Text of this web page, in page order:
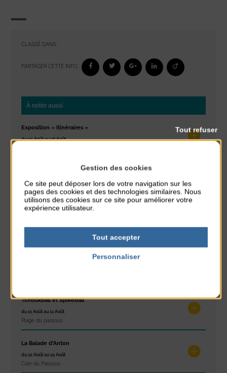
CLASSÉ DANS :
PARTAGER CETTE INFO :
À noter aussi
Exposition « Itinéraires »
du 10 Août au 16 Août
du 10 Août au 14 Août
Plage du passous
Stretching
Tchoukball et Spikeball
du 11 Août au 11 Août
Plage du passous
La Balade d’Anton
du 12 Août au 15 Août
Cale du Passous
Gestion des cookies
Ce site peut déposer lors de votre navigation sur les
pages des cookies et des technologies similaires. Nous
utilisons des cookies sur ce site pour améliorer votre
expérience utilisateur.
Tout accepter
Tout refuser
Personnaliser